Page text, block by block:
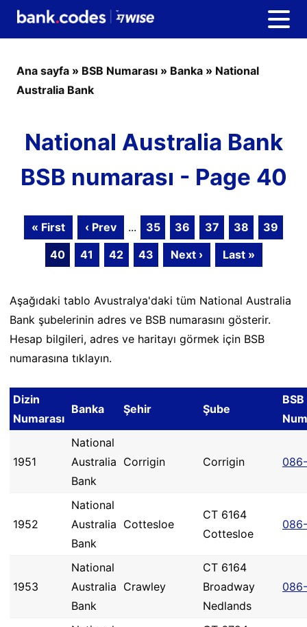
Ana sayfa » BSB Numarası » Banka » National
Australia Bank
National Australia Bank
BSB numarası - Page 40
« First ‹ Prev ... 35 36 37 38
39
40
41 42 43 Next › Last »
Aşağıdaki tablo Avustralya'daki tüm National Australia
Bank şubelerinin adres ve BSB numarasını gösterir.
Hesap bilgileri, adres ve haritayı görmek için BSB
numarasına tıklayın.
Dizin
Numarası
Banka Şehir Şube
BSB
1951
National
Australia
Bank
Corrigin Corrigin
1952
National
Australia
Bank
Cottesloe
CT 6164
Cottesloe
1953
National
Australia
Bank
Crawley
CT 6164
Broadway
Nedlands